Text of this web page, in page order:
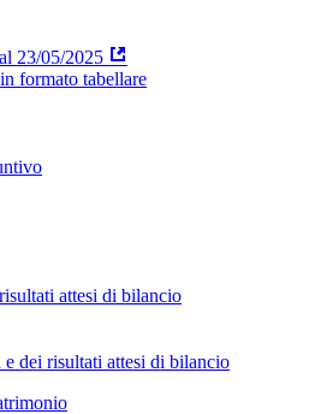
23/05/2025
formato tabellare
attesi di bilancio
dei risultati attesi di bilancio